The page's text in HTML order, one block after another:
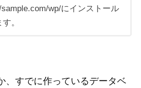
wp/にインストール
。
、すでに作っているデータベ